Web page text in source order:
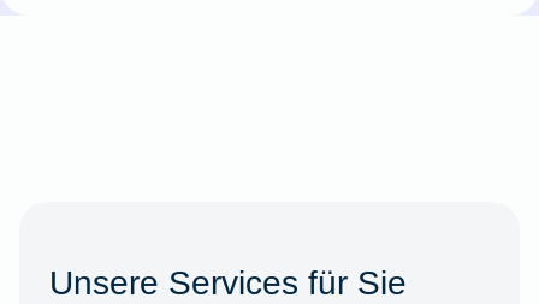
Unsere Services für Sie